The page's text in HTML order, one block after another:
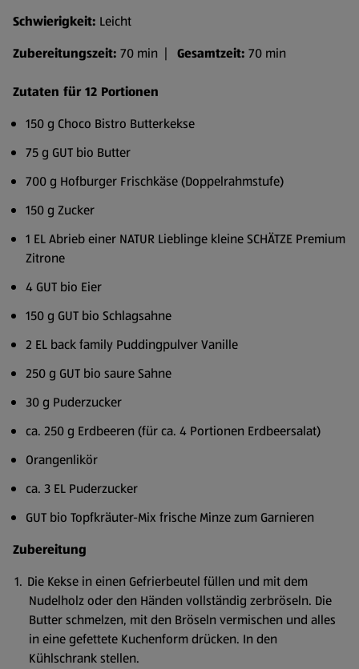
Schwierigkeit: Leicht
Zubereitungszeit: 70 min | Gesamtzeit: 70 min
Zutaten für 12 Portionen
150 g Choco Bistro Butterkekse
75 g GUT bio Butter
700 g Hofburger Frischkäse (Doppelrahmstufe)
150 g Zucker
1 EL Abrieb einer NATUR Lieblinge kleine SCHÄTZE Premium
Zitrone
4 GUT bio Eier
150 g GUT bio Schlagsahne
2 EL back family Puddingpulver Vanille
250 g GUT bio saure Sahne
30 g Puderzucker
ca. 250 g Erdbeeren (für ca. 4 Portionen Erdbeersalat)
Orangenlikör
ca. 3 EL Puderzucker
GUT bio Topfkräuter-Mix frische Minze zum Garnieren
Zubereitung
Die Kekse in einen Gefrierbeutel füllen und mit dem
Nudelholz oder den Händen vollständig zerbröseln. Die
Butter schmelzen, mit den Bröseln vermischen und alles
in eine gefettete Kuchenform drücken. In den
Kühlschrank stellen.